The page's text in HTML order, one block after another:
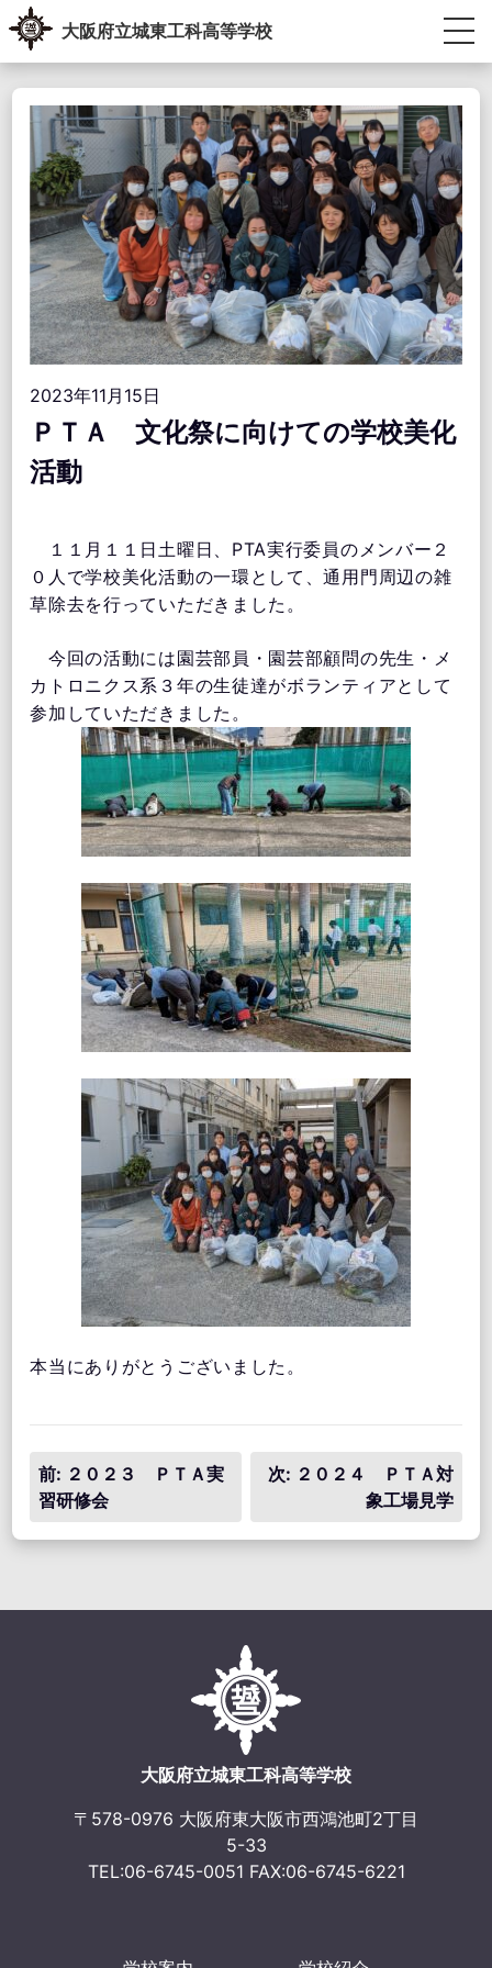
Skip
to
content
大阪府立城東工科高等学校
学校紹介
教育内容
学校生活
進路指導
学校運営協議会・学校教育自己診断・学校経営計画
アクセス情報
お問い合わせ
2023年11月15日
ＰＴＡ 文化祭に向けての学校美化
活動
１１月１１日土曜日、PTA実行委員のメンバー２
０人で学校美化活動の一環として、通用門周辺の雑
草除去を行っていただきました。
今回の活動には園芸部員・園芸部顧問の先生・メ
カトロニクス系３年の生徒達がボランティアとして
参加していただきました。
本当にありがとうございました。
投
稿
ナ
前: ２０２３ ＰＴＡ実
習研修会
次: ２０２４ ＰＴＡ対
象工場見学
大阪府立城東工科高等学校
〒578-0976 大阪府東大阪市西鴻池町2丁目
5-33
TEL:06-6745-0051 FAX:06-6745-6221